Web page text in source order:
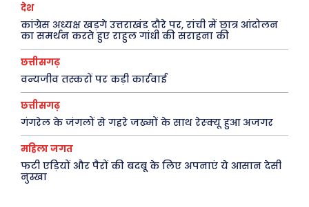
जानकारी
Tech
Laptops
Mobiles
स्वास्थ्य
क़ायदे क़ानून जानकारी
कैरियर और शिक्षा
देश
कांग्रेस अध्यक्ष खड़गे उत्तराखंड दौरे पर, रांची में छात्र आंदोलन
का समर्थन करते हुए राहुल गांधी की सराहना की
छत्तीसगढ़
वन्यजीव तस्करों पर कड़ी कार्रवाई
छत्तीसगढ़
गंगरेल के जंगलों से गहरे जख्मों के साथ रेस्क्यू हुआ अजगर
महिला जगत
फटी एड़ियों और पैरों की बदबू के लिए अपनाएं ये आसान देसी
नुस्खा